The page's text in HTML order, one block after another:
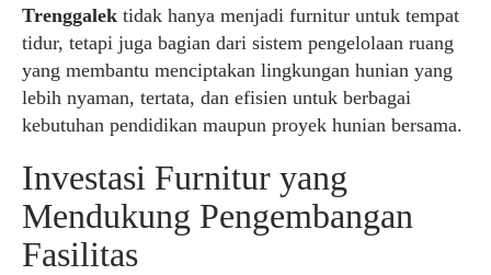
Trenggalek tidak hanya menjadi furnitur untuk tempat
tidur, tetapi juga bagian dari sistem pengelolaan ruang
yang membantu menciptakan lingkungan hunian yang
lebih nyaman, tertata, dan efisien untuk berbagai
kebutuhan pendidikan maupun proyek hunian bersama.
Investasi Furnitur yang
Mendukung Pengembangan
Fasilitas